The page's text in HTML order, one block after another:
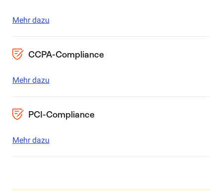
Mehr dazu
CCPA-Compliance
Mehr dazu
PCI-Compliance
Mehr dazu